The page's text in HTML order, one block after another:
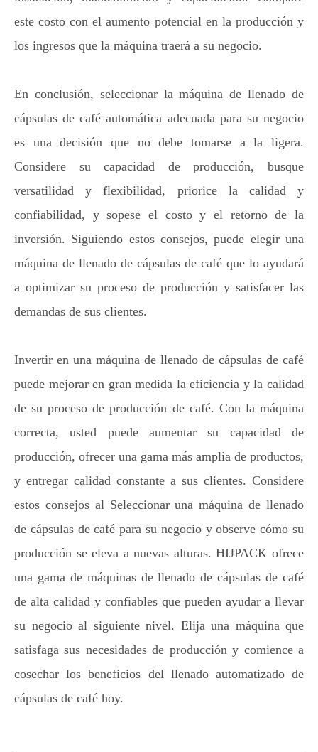
este costo con el aumento potencial en la producción y
los ingresos que la máquina traerá a su negocio.
En conclusión, seleccionar la máquina de llenado de
cápsulas de café automática adecuada para su negocio
es una decisión que no debe tomarse a la ligera.
Considere su capacidad de producción, busque
versatilidad y flexibilidad, priorice la calidad y
confiabilidad, y sopese el costo y el retorno de la
inversión. Siguiendo estos consejos, puede elegir una
máquina de llenado de cápsulas de café que lo ayudará
a optimizar su proceso de producción y satisfacer las
demandas de sus clientes.
Invertir en una máquina de llenado de cápsulas de café
puede mejorar en gran medida la eficiencia y la calidad
de su proceso de producción de café. Con la máquina
correcta, usted puede aumentar su capacidad de
producción, ofrecer una gama más amplia de productos,
y entregar calidad constante a sus clientes. Considere
estos consejos al Seleccionar una máquina de llenado
de cápsulas de café para su negocio y observe cómo su
producción se eleva a nuevas alturas. HIJPACK ofrece
una gama de máquinas de llenado de cápsulas de café
de alta calidad y confiables que pueden ayudar a llevar
su negocio al siguiente nivel. Elija una máquina que
satisfaga sus necesidades de producción y comience a
cosechar los beneficios del llenado automatizado de
cápsulas de café hoy.